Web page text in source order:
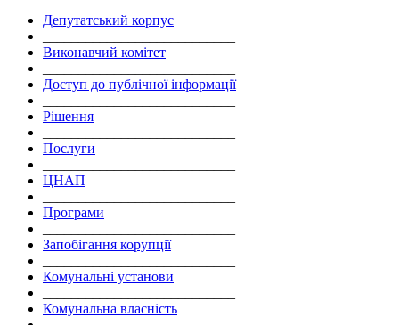
Депутатський корпус
Виконавчий комітет
Доступ до публічної інформації
Рішення
Послуги
ЦНАП
Програми
Запобігання корупції
Комунальні установи
Комунальна власність